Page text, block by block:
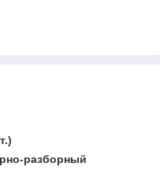
разборный